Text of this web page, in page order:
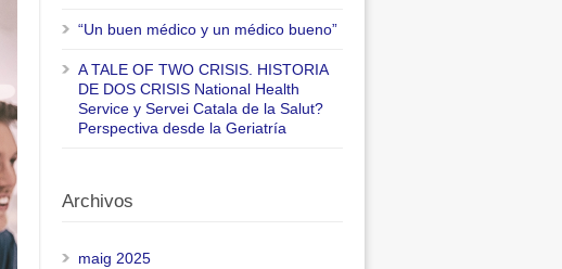
“Un buen médico y un médico bueno”
A TALE OF TWO CRISIS. HISTORIA
DE DOS CRISIS National Health
Service y Servei Catala de la Salut?
Perspectiva desde la Geriatría
Archivos
maig 2025